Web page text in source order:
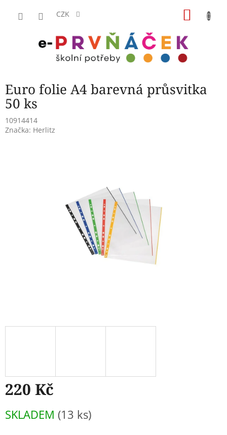
CZK
Euro folie A4 barevná průsvitka
50 ks
10914414
Značka: Herlitz
220 Kč
cena:
SKLADEM (13 ks)